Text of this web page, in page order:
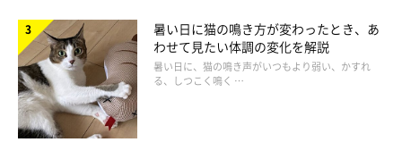
別の日の差し入れの様子。前足が“白いクリームパン”のようで可愛らし
い…！
@ochamarusan0126
暑い日に猫の鳴き方が変わったとき、あ
わせて見たい体調の変化を解説
暑い日に、猫の鳴き声がいつもより弱い、かすれ
る、しつこく鳴く …